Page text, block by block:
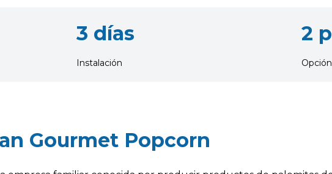
3 días
Instalación
2
Gourmet Popcorn